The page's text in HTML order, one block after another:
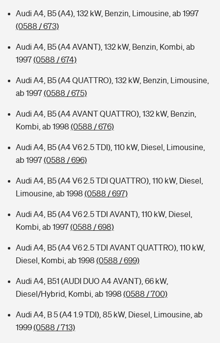
Audi A4, B5 (A4), 132 kW, Benzin, Limousine, ab 1997
(0588 / 673)
Audi A4, B5 (A4 AVANT), 132 kW, Benzin, Kombi, ab
1997(0588 / 674)
Audi A4, B5 (A4 QUATTRO), 132 kW, Benzin, Limousine,
ab 1997(0588 / 675)
Audi A4, B5 (A4 AVANT QUATTRO), 132 kW, Benzin,
Kombi, ab 1998 (0588 / 676)
Audi A4, B5 (A4 V6 2.5 TDI), 110 kW, Diesel, Limousine,
ab 1997(0588 / 696)
Audi A4, B5 (A4 V6 2.5 TDI QUATTRO), 110 kW, Diesel,
Limousine, ab 1998 (0588 / 697)
Audi A4, B5 (A4 V6 2.5 TDI AVANT), 110 kW, Diesel,
Kombi, ab 1997(0588 / 698)
Audi A4, B5 (A4 V6 2.5 TDI AVANT QUATTRO), 110 kW,
Diesel, Kombi, ab 1998 (0588 / 699)
Audi A4, B51 (AUDI DUO A4 AVANT), 66 kW,
Diesel/Hybrid, Kombi, ab 1998 (0588 / 700)
Audi A4, B 5 (A4 1.9 TDI), 85 kW, Diesel, Limousine, ab
1999(0588 / 713)